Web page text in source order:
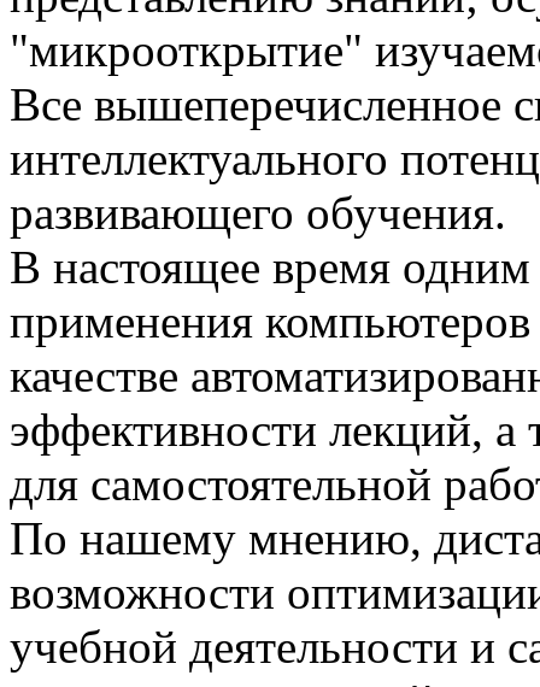
"микрооткрытие"
Все вышеперечисленное
интеллектуального
развивающего обучения.
В настоящее время
применения компьютеров
качестве
эффективности лекций, а
для самостоятельной
По нашему мнению,
возможности
учебной деятельности и